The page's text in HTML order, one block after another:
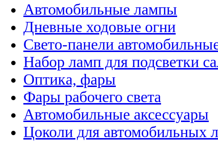
Автомобильные лампы
Дневные ходовые огни
Свето-панели
Набор ламп для подсветки
Оптика, фары
Фары рабочего света
Автомобильные аксессуары
Цоколи для автомобильных